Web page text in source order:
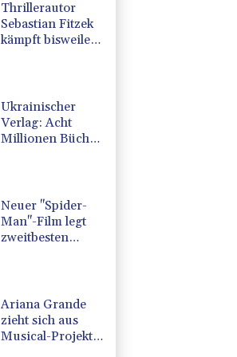
Thrillerautor
Sebastian Fitzek
kämpft bisweilen
Ukrainischer
Verlag: Acht
Millionen Bücher
Neuer "Spider-
Man"-Film legt
zweitbesten
Ariana Grande
zieht sich aus
Musical-Projekt